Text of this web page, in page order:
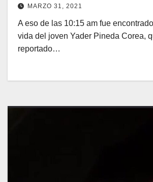
MARZO 31, 2021
A eso de las 10:15 am fue
vida del joven Yader Pineda Corea,
reportado…